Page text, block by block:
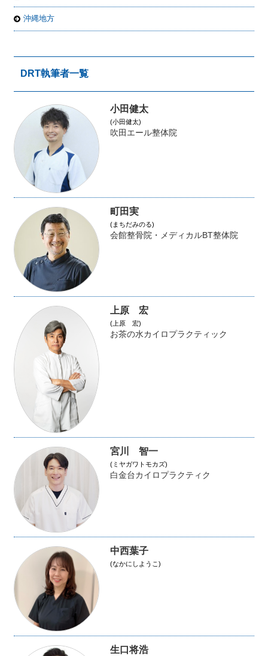
沖縄地方
DRT執筆者一覧
小田健太
(小田健太)
吹田エール整体院
町田実
(まちだみのる)
会館整骨院・メディカルBT整体院
上原 宏
(上原 宏)
お茶の水カイロプラクティック
宮川 智一
(ミヤガワトモカズ)
白金台カイロプラクティク
中西葉子
(なかにしようこ)
生口将浩